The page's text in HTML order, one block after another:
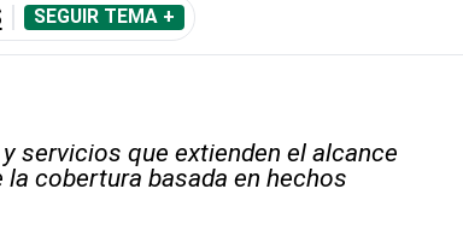
SEGUIR TEMA +
servicios que extienden el alcance
la cobertura basada en hechos